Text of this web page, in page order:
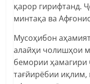
қарор гирифтанд.
минтақа ва
Мусоҳибон
алайҳи чолишҳои
бемории ҳамагири
тағйирёбии